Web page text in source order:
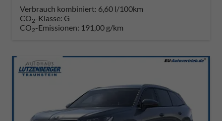
Verbrauch kombiniert: 6,60 l/100km
CO2-Klasse: G
CO2-Emissionen: 191,00 g/km